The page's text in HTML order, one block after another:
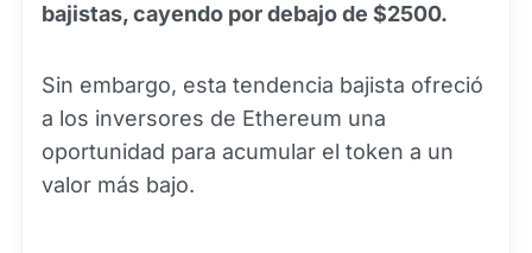
bajistas, cayendo por debajo de $2500.
Sin embargo, esta tendencia bajista ofreció
a los inversores de Ethereum una
oportunidad para acumular el token a un
valor más bajo.